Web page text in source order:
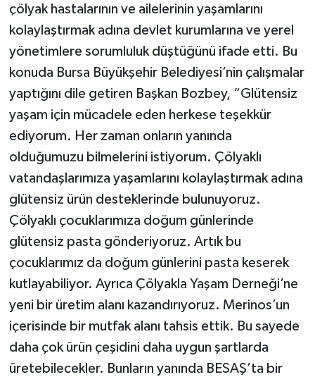
çölyak hastalarının ve ailelerinin yaşamlarını
kolaylaştırmak adına devlet kurumlarına ve yerel
yönetimlere sorumluluk düştüğünü ifade etti. Bu
konuda Bursa Büyükşehir Belediyesi’nin çalışmalar
yaptığını dile getiren Başkan Bozbey, “Glütensiz
yaşam için mücadele eden herkese teşekkür
ediyorum. Her zaman onların yanında
olduğumuzu bilmelerini istiyorum. Çölyaklı
vatandaşlarımıza yaşamlarını kolaylaştırmak adına
glütensiz ürün desteklerinde bulunuyoruz.
Çölyaklı çocuklarımıza doğum günlerinde
glütensiz pasta gönderiyoruz. Artık bu
çocuklarımız da doğum günlerini pasta keserek
kutlayabiliyor. Ayrıca Çölyakla Yaşam Derneği’ne
yeni bir üretim alanı kazandırıyoruz. Merinos’un
içerisinde bir mutfak alanı tahsis ettik. Bu sayede
daha çok ürün çeşidini daha uygun şartlarda
üretebilecekler. Bunların yanında BESAŞ’ta bir